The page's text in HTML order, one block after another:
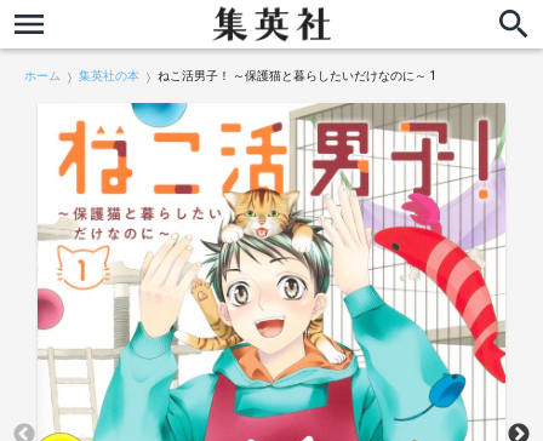
ホーム 集英社の本 ねこ活男子！ ～保護猫と暮らしたいだけなのに～ 1